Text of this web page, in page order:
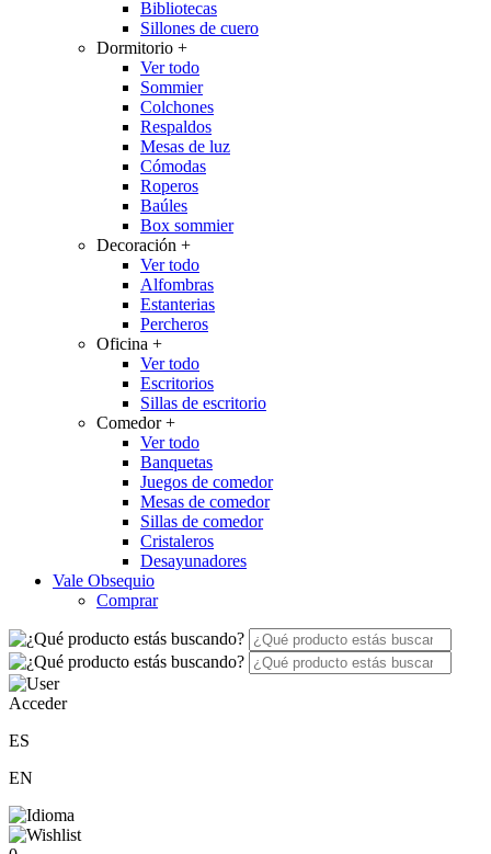
Bibliotecas
Sillones de cuero
Dormitorio +
Ver todo
Sommier
Colchones
Respaldos
Mesas de luz
Cómodas
Roperos
Baúles
Box sommier
Decoración +
Ver todo
Alfombras
Estanterias
Percheros
Oficina +
Ver todo
Escritorios
Sillas de escritorio
Comedor+
Ver todo
Banquetas
Juegos de comedor
Mesas de comedor
Sillas de comedor
Cristaleros
Desayunadores
Vale Obsequio
Comprar
Acceder
ES
EN